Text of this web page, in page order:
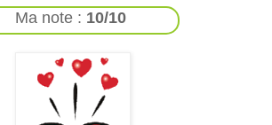
Ma note : 10/10